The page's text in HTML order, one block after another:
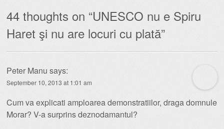
44 thoughts on “UNESCO nu e Spiru
Haret şi nu are locuri cu plată”
Peter Manu says:
September 10, 2013 at 1:01 am
Cum va explicati amploarea demonstratiilor, draga domnule
Morar? V-a surprins deznodamantul?